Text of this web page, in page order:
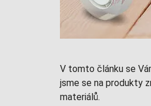
V tomto článku se
jsme se na produkty
materiálů.